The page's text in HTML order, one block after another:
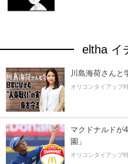
eltha イ
川島海荷さんと
オリコンタイアップ
マクドナルドが
園」
オリコンタイアップ